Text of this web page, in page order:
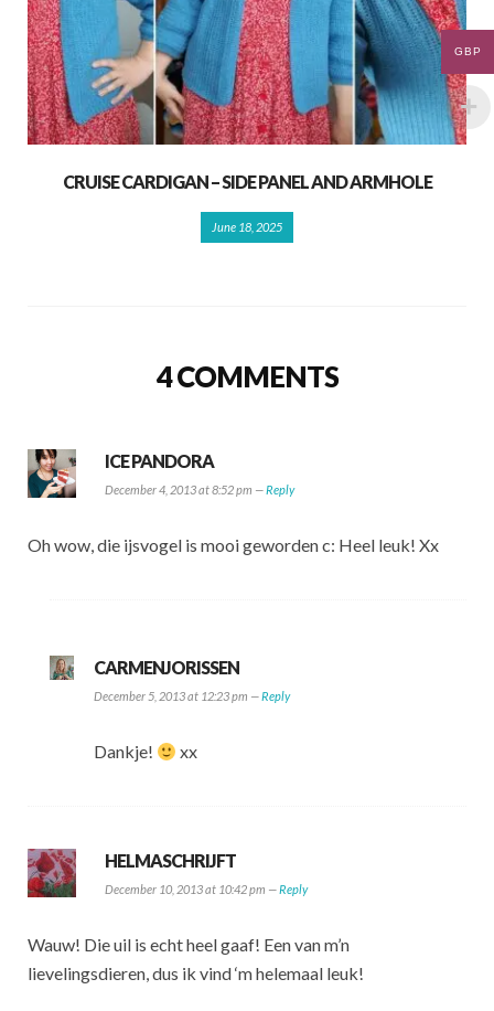
CRUISE CARDIGAN – SIDE PANEL AND ARMHOLE
June 18, 2025
4 COMMENTS
ICE PANDORA
December 4, 2013 at 8:52 pm —Reply
Oh wow, die ijsvogel is mooi geworden c: Heel leuk! Xx
CARMENJORISSEN
December 5, 2013 at 12:23 pm —Reply
Dankje! xx
HELMASCHRIJFT
December 10, 2013 at 10:42 pm —Reply
Wauw! Die uil is echt heel gaaf! Een van m’n
lievelingsdieren, dus ik vind ‘m helemaal leuk!
GBP